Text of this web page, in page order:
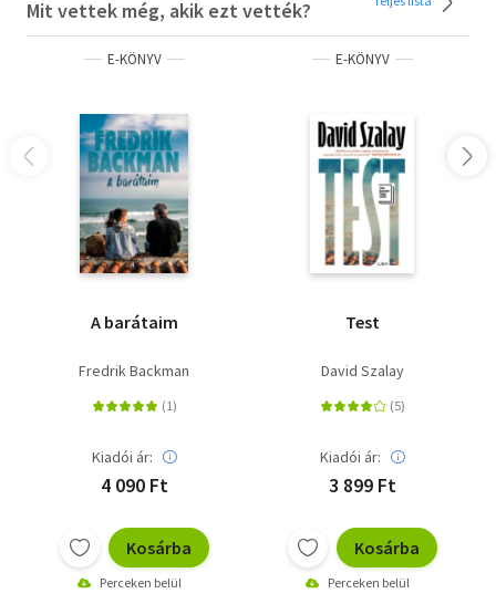
Mit vettek még, akik ezt vették?
E-KÖNYV
A barátaim
Fredrik Backman
Kiadói ár:
4 090 Ft
Kosárba
Perceken belül
E-KÖNYV
Test
David Szalay
Kiadói ár:
3 899 Ft
Kosárba
Perceken belül